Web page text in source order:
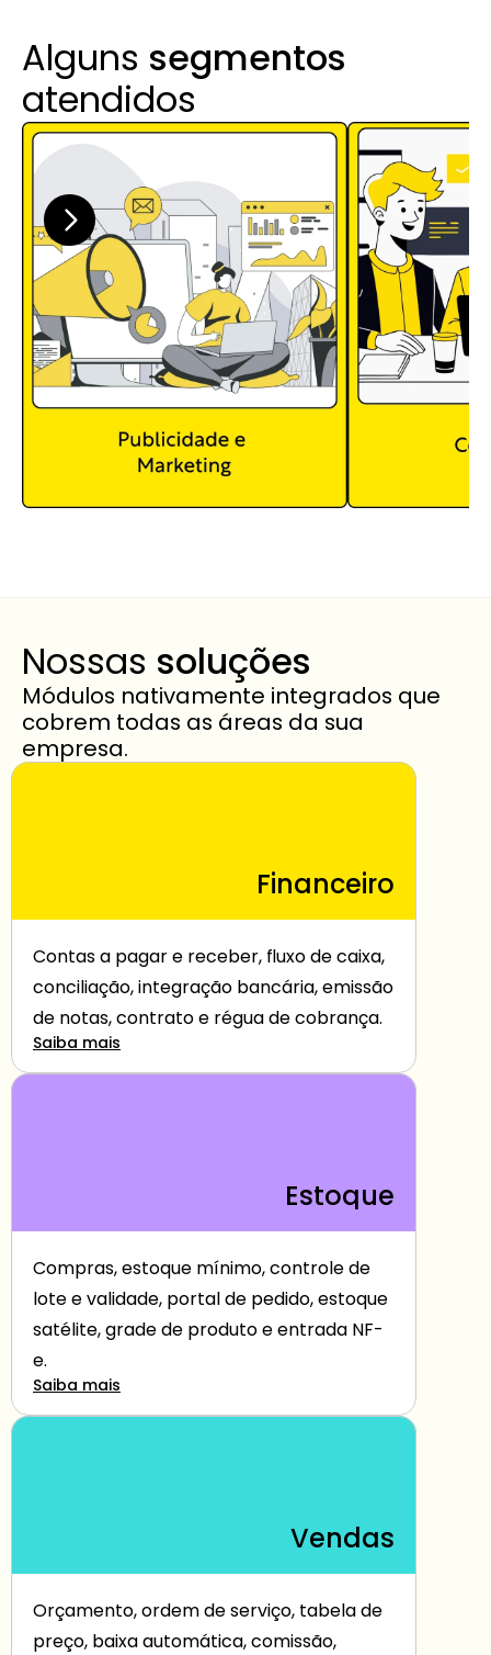
Alguns segmentos
atendidos
Nossas soluções
Módulos nativamente integrados que
cobrem todas as áreas da sua
empresa.
Financeiro
Contas a pagar e receber, fluxo de caixa,
conciliação, integração bancária, emissão
de notas, contrato e régua de cobrança.
Saiba mais
Estoque
Compras, estoque mínimo, controle de
lote e validade, portal de pedido, estoque
satélite, grade de produto e entrada NF-
e.
Saiba mais
Vendas
Orçamento, ordem de serviço, tabela de
preço, baixa automática, comissão,